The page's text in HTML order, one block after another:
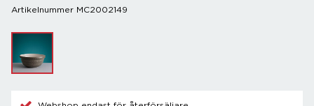
Artikelnummer MC2002149